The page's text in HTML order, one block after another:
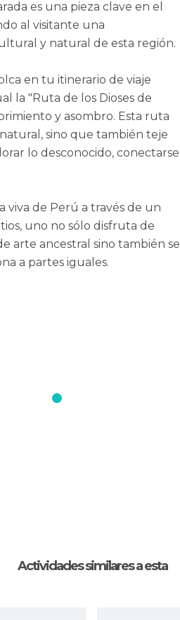
es una pieza clave en el
al visitante una
y natural de esta región.
en tu itinerario de viaje
la "Ruta de los Dioses de
y asombro. Esta ruta
sino que también teje
lo desconocido, conectarse
viva de Perú a través de un
uno no sólo disfruta de
arte ancestral sino también se
a partes iguales.
Actividades similares a esta